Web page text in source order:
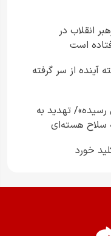
انقلاب در
است​
آینده از سر گرفته
رسیده»/ تهدید به
سلاح هسته‌ای
خورد